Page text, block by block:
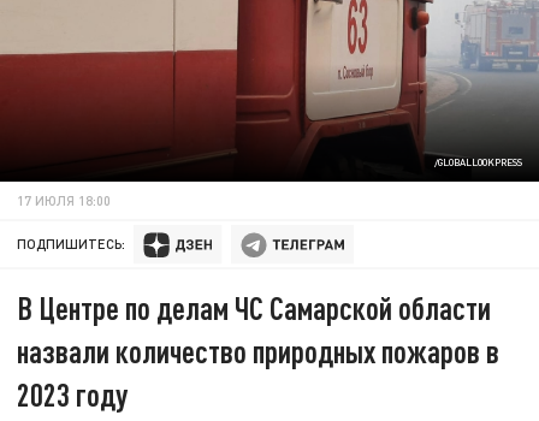
/GLOBALLOOKPRESS
17 ИЮЛЯ 18:00
ПОДПИШИТЕСЬ:
В Центре по делам ЧС Самарской области
назвали количество природных пожаров в
2023 году